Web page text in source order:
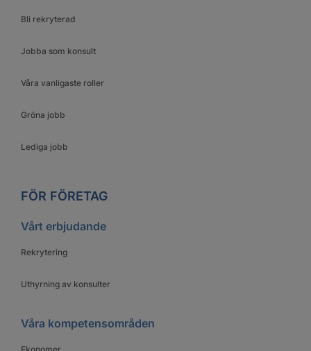
Bli rekryterad
Jobba som konsult
Våra vanligaste roller
Gröna jobb
Lediga jobb
FÖR FÖRETAG
Vårt erbjudande
Rekrytering
Uthyrning av konsulter
Våra kompetensområden